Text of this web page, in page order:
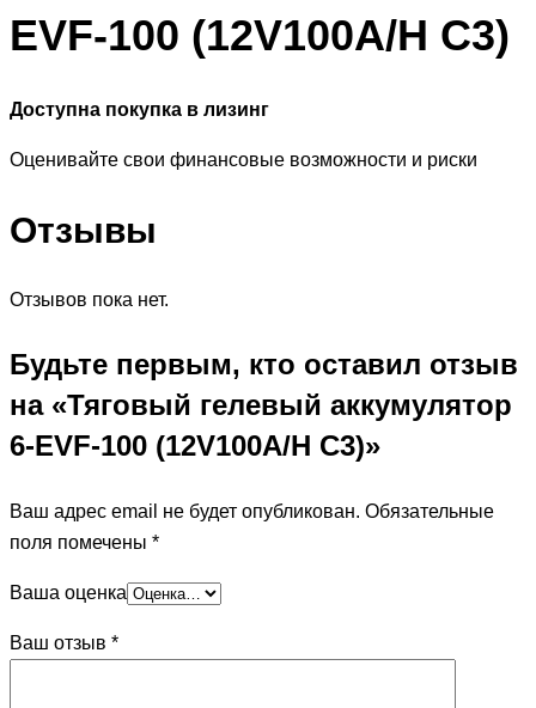
EVF-100 (12V100A/H C3)
Доступна покупка в лизинг
Оценивайте свои финансовые возможности и риски
Отзывы
Отзывов пока нет.
Будьте первым, кто оставил отзыв
на «Тяговый гелевый аккумулятор
6-EVF-100 (12V100A/H C3)»
Ваш адрес email не будет опубликован. Обязательные
поля помечены *
Ваша оценка
Ваш отзыв *